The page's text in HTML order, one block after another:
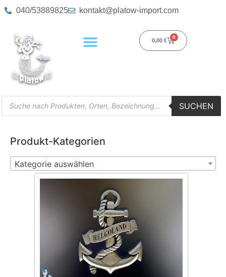
040/53889825 kontakt@platow-import.com
0,00 €
0
SUCHEN
Produkt-Kategorien
Kategorie auswählen